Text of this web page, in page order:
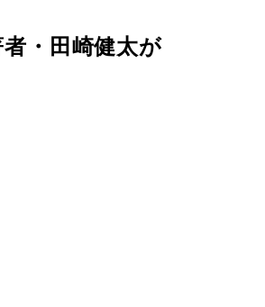
・田崎健太が